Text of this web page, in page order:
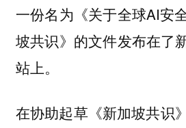
一份名为《关于全球AI安
坡共识》的文件发布在了
站上。
在协助起草《新加坡共识